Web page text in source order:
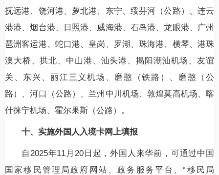
抚远港、饶河港、萝北港、东宁、绥芬河（公路）、连云
港港、烟台港、日照港、威海港、石岛港、龙眼港、广州
琶洲客运港、蛇口港、皇岗、罗湖、珠海港、横琴、港珠
澳大桥、拱北、中山港、汕头港、揭阳潮汕机场、友谊
关、东兴、丽江三义机场、磨憨（铁路）、磨憨（公
路）、河口（公路）、兰州中川机场、敦煌莫高机场、喀
什徕宁机场、霍尔果斯（公路）。
十、实施外国人入境卡网上填报
自2025年11月20日起，外国人来华前，可通过中国
国家移民管理局政府网站、政务服务平台、“移民局